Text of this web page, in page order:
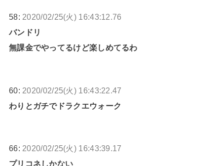
58: 2020/02/25(火) 16:43:12.76
バンドリ
無課金でやってるけど楽しめてるわ
60: 2020/02/25(火) 16:43:22.47
わりとガチでドラクエウォーク
66: 2020/02/25(火) 16:43:39.17
プリコネしかない